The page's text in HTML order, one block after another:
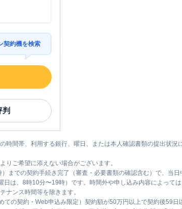
契約機を検索
時間帯、利用する銀行、曜日、または本人確認書類の提出状況
りご希望に添えない場合がございます。
までの契約手続き完了（審査・必要書類の確認含む）で、当
は、8時10分〜19時）です。時間外や申し込み内容によって
ナンス時間等を除きます。
ての契約・Web申込み限定）契約額が50万円以上で契約後59日